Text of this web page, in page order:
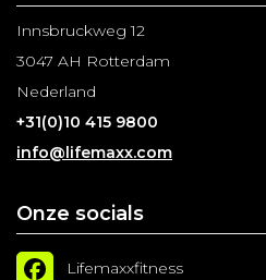
Innsbruckweg 12
3047 AH Rotterdam
Nederland
+31(0)10 415 9800
info@lifemaxx.com
Onze socials
Lifemaxxfitness